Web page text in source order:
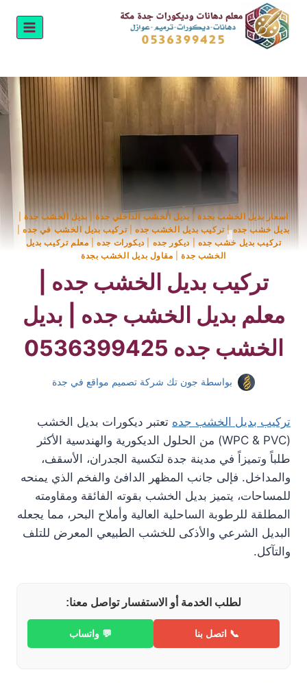
التجاوز
المحتوى
اسعار بديل الخشب بجدة | بديل الخشب الداخلي جدة بديل الخشب جدة|
بديل خشب جده|تركيب بديل الخشب جده |تركيب بديل الخشب في جده|
تركيب بديل خشب جده
ديكور جده ديكورات جده| معلم تركيب بديل
الخشب جدة| مقاول بديل الخشب بجدة
تركيب بديل الخشب جده |
معلم بديل الخشب جده | بديل
الخشب جده 0536399425
بواسطة جون تك شركة تصميم مواقع في جدة
تركيب بديل الخشب جده تعتبر ديكورات بديل الخشب
(WPC & PVC) من الحلول الديكورية والهندسية الأكثر
طلباً وتميزاً في مدينة جدة لتكسية الجدران، الأسقف،
والمداخل. فإلى جانب المظهر الدافئ والفخم الذي يمنحه
للمساحات، يتميز بديل الخشب بقوته الفائقة ومقاومته
المطلقة للرطوبة الساحلية العالية وأملاح البحر، مما يجعله
البديل الشرعي والأذكى للخشب الطبيعي المعرض للتلف
والتآكل.
لطلب الخدمة أو الاستفسار تواصل معنا:
📞 اتصل بنا 💬 واتساب